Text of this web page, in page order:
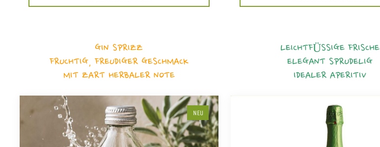
GIN SPRIZZ
FRUCHTIG, FREUDIGER GESCHMACK
MIT ZART HERBALER NOTE
NEU
LEICHTFÜSSIGE FRISCHE
ELEGANT SPRUDELIG
IDEALER APERITIV